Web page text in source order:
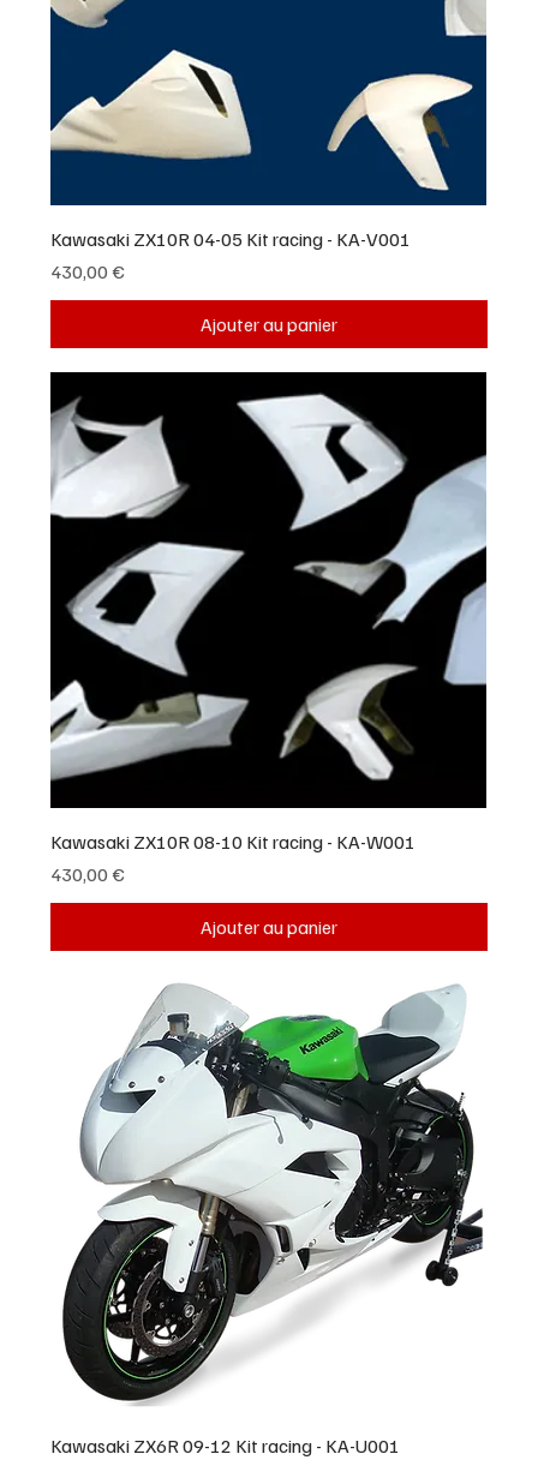
Kawasaki ZX10R 04-05 Kit racing - KA-V001
Prix
430,00 €
Ajouter au panier
Kawasaki ZX10R 08-10 Kit racing - KA-W001
Prix
430,00 €
Ajouter au panier
Kawasaki ZX6R 09-12 Kit racing - KA-U001